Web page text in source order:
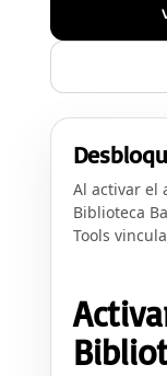
Al activar el
Biblioteca
Tools